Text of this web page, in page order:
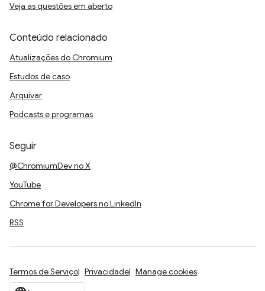
Veja as questões em aberto
Conteúdo relacionado
Atualizações do Chromium
Estudos de caso
Arquivar
Podcasts e programas
Seguir
@ChromiumDev no X
YouTube
Chrome for Developers no LinkedIn
RSS
Termos de Serviço Privacidade Manage cookies